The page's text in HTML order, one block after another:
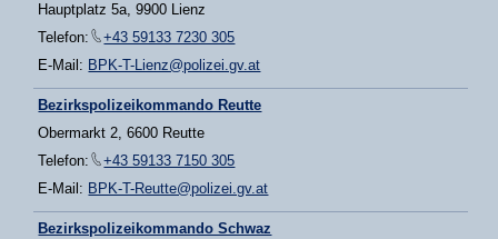
Hauptplatz 5a, 9900 Lienz
Telefon:
+43 59133 7230 305
E-Mail: BPK-T-Lienz@polizei.gv.at
Bezirkspolizeikommando Reutte
Obermarkt 2, 6600 Reutte
Telefon:
+43 59133 7150 305
E-Mail: BPK-T-Reutte@polizei.gv.at
Bezirkspolizeikommando Schwaz